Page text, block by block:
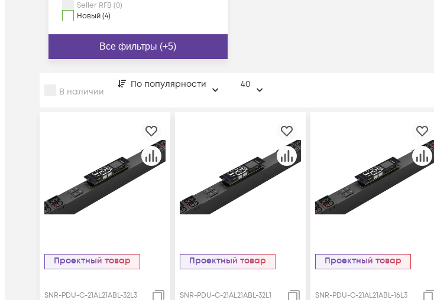
Seller RFB (0)
Новый (4)
Все фильтры (+5)
В наличии
По популярности 40
Проектный товар
SNR-PDU-C-21AL21ABL-32L3
Проектный товар
SNR-PDU-C-21AL21ABL-32L1
Проектный товар
SNR-PDU-C-21AL21ABL-16L3